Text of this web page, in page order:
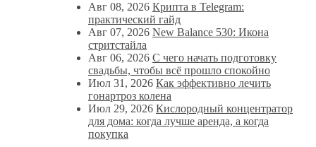
Авг 08, 2026 Крипта в Telegram:
практический гайд
Авг 07, 2026 New Balance 530: Икона
стритстайла
Авг 06, 2026 С чего начать подготовку
свадьбы, чтобы всё прошло спокойно
Июл 31, 2026 Как эффективно лечить
гонартроз колена
Июл 29, 2026 Кислородный концентратор
для дома: когда лучше аренда, а когда
покупка